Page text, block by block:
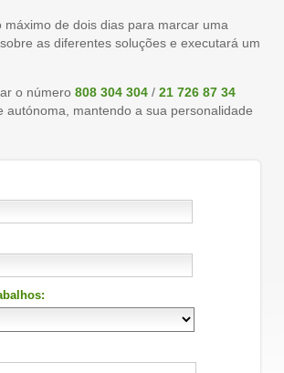
de dois dias para marcar uma
as diferentes soluções e executará um
o número 808 304 304 / 21 726 87 34
mantendo a sua personalidade